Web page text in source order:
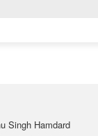
Singh Hamdard